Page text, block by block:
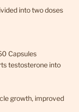
into two doses
Capsules
testosterone into
growth, improved